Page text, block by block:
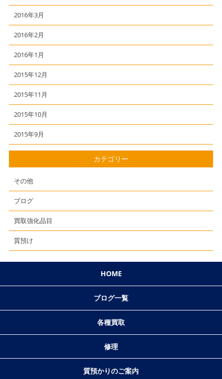
2016年3月
2016年2月
2016年1月
2015年12月
2015年11月
2015年10月
2015年9月
カテゴリー
その他
ブログ
買取強化品目
質預け
HOME
ブログ一覧
各種買取
修理
質預かりのご案内